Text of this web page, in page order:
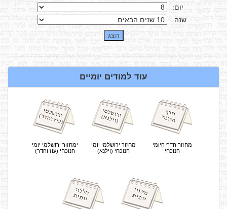
יום:
שנה:
עוד למודים יומיים
מחזור הדף היומי
הנוכחי
מחזור ירושלמי יומי
הנוכחי (וילנא)
ימחזור ירושלמי יומי
הנוכחי (עוז והדר)